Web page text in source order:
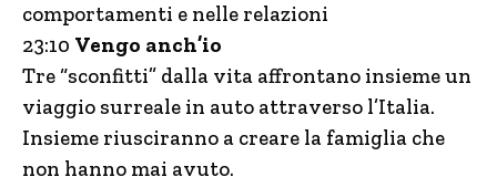
comportamenti e nelle relazioni
23:10 Vengo anch’io
Tre “sconfitti” dalla vita affrontano insieme un
viaggio surreale in auto attraverso l’Italia.
Insieme riusciranno a creare la famiglia che
non hanno mai avuto.